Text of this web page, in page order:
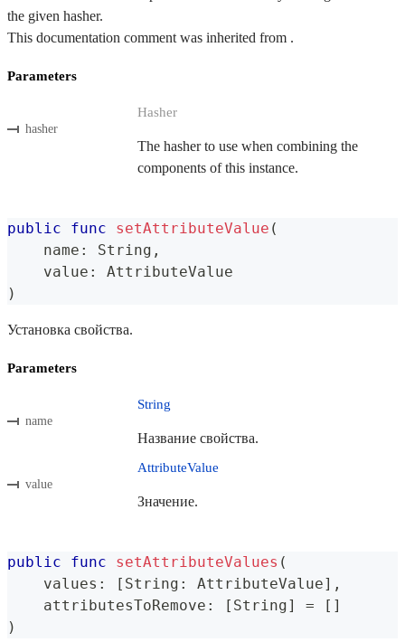
the given hasher.
This documentation comment was inherited from .
Parameters
hasher
Hasher
The hasher to use when combining the
components of this instance.
public func setAttributeValue (
    name
: String ,
    value
:
AttributeValue
)
Установка свойства.
Parameters
name
String
Название свойства.
value
AttributeValue
Значение.
public func setAttributeValues (
    values
: [ String : AttributeValue] ,
    attributesToRemove
: [ String] = [ ]
)